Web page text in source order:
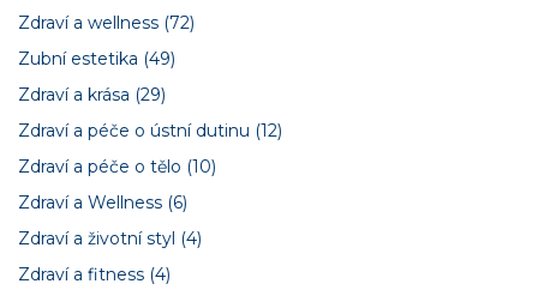
Zdraví a wellness (72)
Zubní estetika (49)
Zdraví a krása (29)
Zdraví a péče o ústní dutinu (12)
Zdraví a péče o tělo (10)
Zdraví a Wellness (6)
Zdraví a životní styl (4)
Zdraví a fitness (4)